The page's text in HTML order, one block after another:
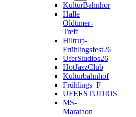
KulturBahnhor
Halle
Oldtimer-
Treff
Hiltrup-
Frühlingsfest26
UferStudios26
HotJazzClub
Kulturbahnhof
Frühlings_F
UFERSTUDIOS
MS-
Marathon